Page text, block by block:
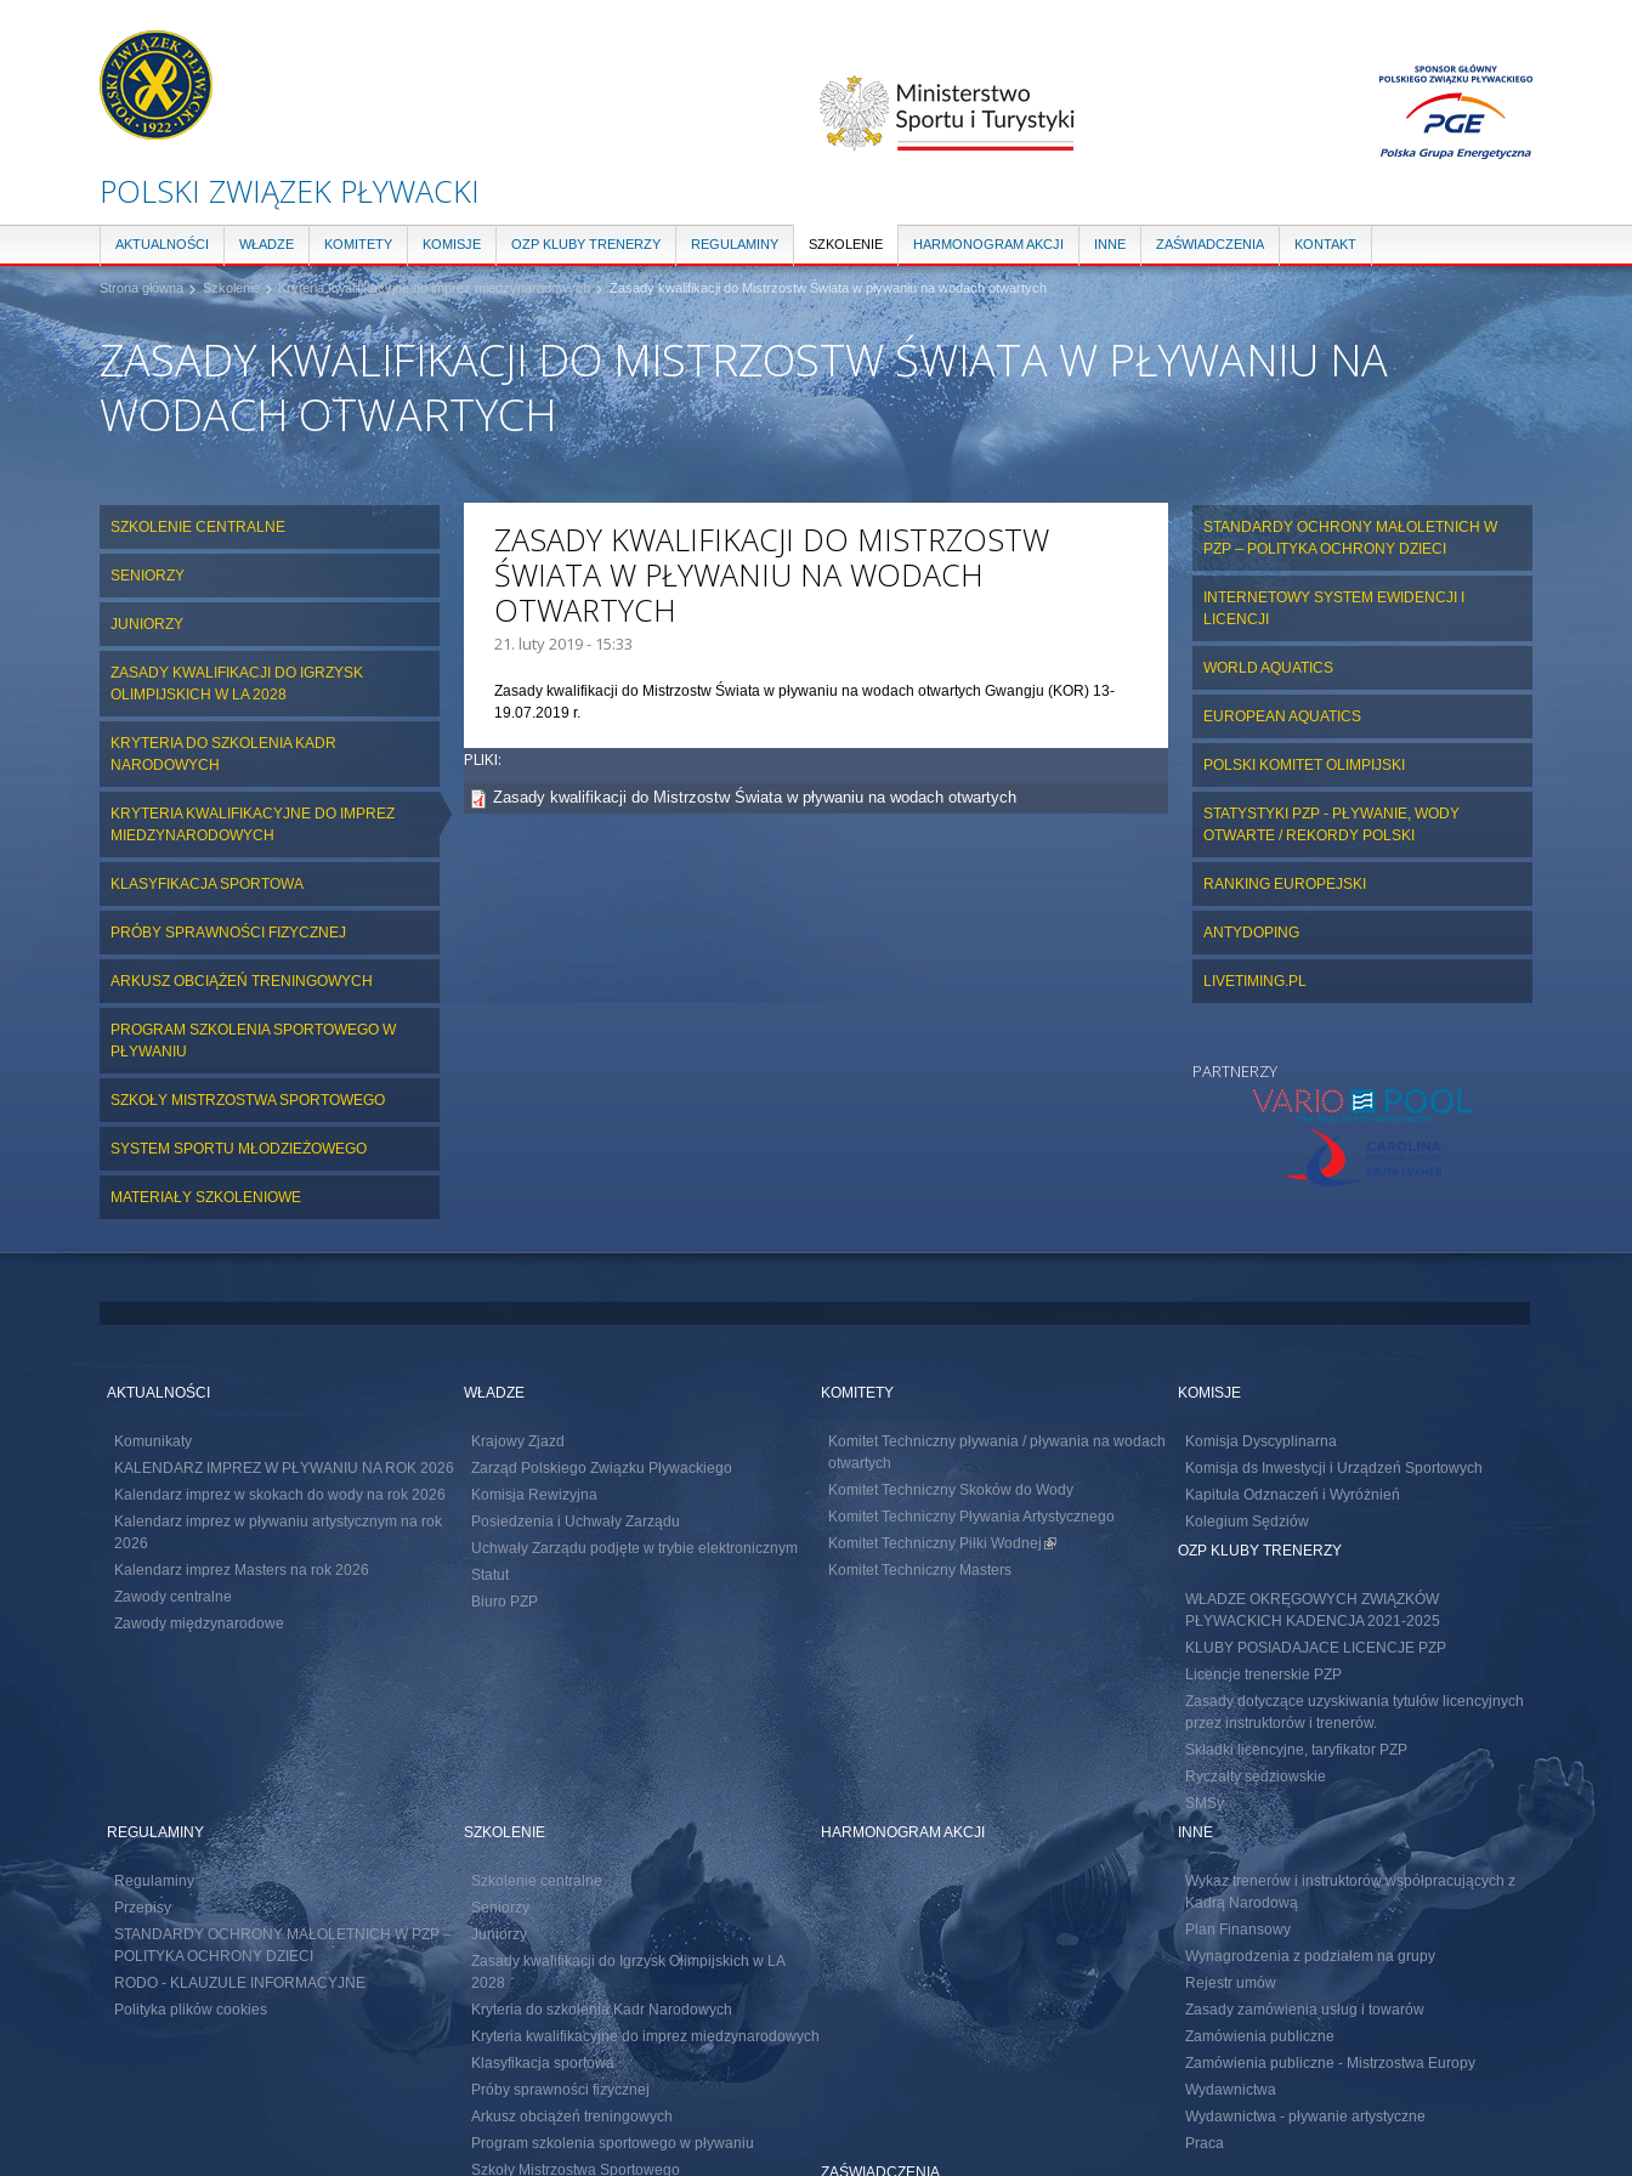
POLSKI ZWIĄZEK PŁYWACKI
AKTUALNOŚCI WŁADZE KOMITETY KOMISJE OZP KLUBY TRENERZY REGULAMINY SZKOLENIE HARMONOGRAM AKCJI INNE ZAŚWIADCZENIA KONTAKT
Strona główna Szkolenie Kryteria kwalifikacyjne do imprez miedzynarodowych Zasady kwalifikacji do Mistrzostw Świata w pływaniu na wodach otwartych
ZASADY KWALIFIKACJI DO MISTRZOSTW ŚWIATA W PŁYWANIU NA
WODACH OTWARTYCH
SZKOLENIE CENTRALNE
SENIORZY
JUNIORZY
ZASADY KWALIFIKACJI DO IGRZYSK
OLIMPIJSKICH W LA 2028
KRYTERIA DO SZKOLENIA KADR
NARODOWYCH
KRYTERIA KWALIFIKACYJNE DO IMPREZ
MIEDZYNARODOWYCH
KLASYFIKACJA SPORTOWA
PRÓBY SPRAWNOŚCI FIZYCZNEJ
ARKUSZ OBCIĄŻEŃ TRENINGOWYCH
PROGRAM SZKOLENIA SPORTOWEGO W
PŁYWANIU
SZKOŁY MISTRZOSTWA SPORTOWEGO
SYSTEM SPORTU MŁODZIEŻOWEGO
MATERIAŁY SZKOLENIOWE
ZASADY KWALIFIKACJI DO MISTRZOSTW
ŚWIATA W PŁYWANIU NA WODACH
OTWARTYCH
21. luty 2019 - 15:33
Zasady kwalifikacji do Mistrzostw Świata w pływaniu na wodach otwartych Gwangju (KOR) 13-
19.07.2019 r.
PLIKI:
Zasady kwalifikacji do Mistrzostw Świata w pływaniu na wodach otwartych
STANDARDY OCHRONY MAŁOLETNICH W
PZP – POLITYKA OCHRONY DZIECI
INTERNETOWY SYSTEM EWIDENCJI I
LICENCJI
WORLD AQUATICS
EUROPEAN AQUATICS
POLSKI KOMITET OLIMPIJSKI
STATYSTYKI PZP - PŁYWANIE, WODY
OTWARTE / REKORDY POLSKI
RANKING EUROPEJSKI
ANTYDOPING
LIVETIMING.PL
PARTNERZY
AKTUALNOŚCI
Komunikaty
KALENDARZ IMPREZ W PŁYWANIU NA ROK 2026
Kalendarz imprez w skokach do wody na rok 2026
Kalendarz imprez w pływaniu artystycznym na rok
2026
Kalendarz imprez Masters na rok 2026
Zawody centralne
Zawody międzynarodowe
WŁADZE
Krajowy Zjazd
Zarząd Polskiego Związku Pływackiego
Komisja Rewizyjna
Posiedzenia i Uchwały Zarządu
Uchwały Zarządu podjęte w trybie elektronicznym
Statut
Biuro PZP
KOMITETY
Komitet Techniczny pływania / pływania na wodach
otwartych
Komitet Techniczny Skoków do Wody
Komitet Techniczny Pływania Artystycznego
Komitet Techniczny Piłki Wodnej (link is external)
Komitet Techniczny Masters
KOMISJE
Komisja Dyscyplinarna
Komisja ds Inwestycji i Urządzeń Sportowych
Kapituła Odznaczeń i Wyróżnień
Kolegium Sędziów
OZP KLUBY TRENERZY
WŁADZE OKRĘGOWYCH ZWIĄZKÓW
PŁYWACKICH KADENCJA 2021-2025
KLUBY POSIADAJACE LICENCJE PZP
Licencje trenerskie PZP
Zasady dotyczące uzyskiwania tytułów licencyjnych
przez instruktorów i trenerów.
Składki licencyjne, taryfikator PZP
Ryczałty sędziowskie
SMSy
REGULAMINY
Regulaminy
Przepisy
STANDARDY OCHRONY MAŁOLETNICH W PZP –
POLITYKA OCHRONY DZIECI
RODO - KLAUZULE INFORMACYJNE
Polityka plików cookies
SZKOLENIE
Szkolenie centralne
Seniorzy
Juniorzy
Zasady kwalifikacji do Igrzysk Olimpijskich w LA
2028
Kryteria do szkolenia Kadr Narodowych
Kryteria kwalifikacyjne do imprez miedzynarodowych
Klasyfikacja sportowa
Próby sprawności fizycznej
Arkusz obciążeń treningowych
Program szkolenia sportowego w pływaniu
Szkoły Mistrzostwa Sportowego
HARMONOGRAM AKCJI INNE
Wykaz trenerów i instruktorów współpracujących z
Kadrą Narodową
Plan Finansowy
Wynagrodzenia z podziałem na grupy
Rejestr umów
Zasady zamówienia usług i towarów
Zamówienia publiczne
Zamówienia publiczne - Mistrzostwa Europy
Wydawnictwa
Wydawnictwa - pływanie artystyczne
Praca
ZAŚWIADCZENIA